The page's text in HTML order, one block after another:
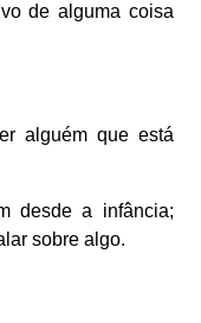
de alguma coisa
alguém que está
desde a infância;
sobre algo.